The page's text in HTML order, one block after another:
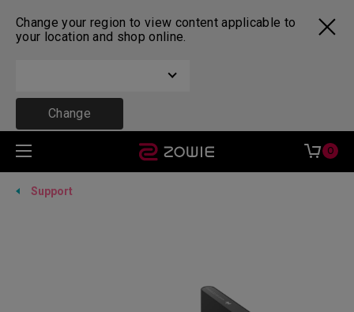
Change your region to view content applicable to
your location and shop online.
Change
0
Support